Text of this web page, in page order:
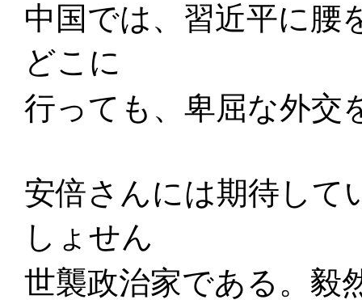
中国では、習近平に腰
どこに
行っても、卑屈な外交
安倍さんには期待して
しょせん
世襲政治家である。毅